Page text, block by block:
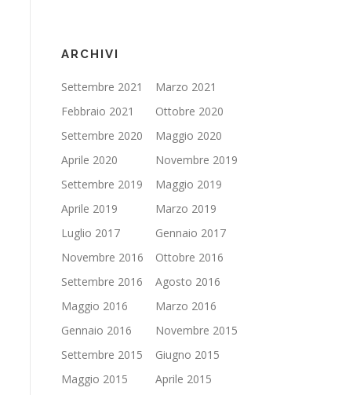
ARCHIVI
Settembre 2021
Marzo 2021
Febbraio 2021
Ottobre 2020
Settembre 2020
Maggio 2020
Aprile 2020
Novembre 2019
Settembre 2019
Maggio 2019
Aprile 2019
Marzo 2019
Luglio 2017
Gennaio 2017
Novembre 2016
Ottobre 2016
Settembre 2016
Agosto 2016
Maggio 2016
Marzo 2016
Gennaio 2016
Novembre 2015
Settembre 2015
Giugno 2015
Maggio 2015
Aprile 2015